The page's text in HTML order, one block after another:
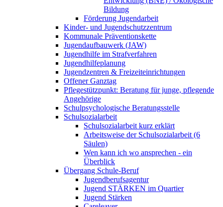
Bildung
Förderung Jugendarbeit
Kinder- und Jugendschutzzentrum
Kommunale Präventionskette
Jugendaufbauwerk (JAW)
Jugendhilfe im Strafverfahren
Jugendhilfeplanung
Jugendzentren & Freizeiteinrichtungen
Offener Ganztag
Pflegestützpunkt: Beratung für junge, pflegende
Angehörige
Schulpsychologische Beratungsstelle
Schulsozialarbeit
Schulsozialarbeit kurz erklärt
Arbeitsweise der Schulsozialarbeit (6
Säulen)
Wen kann ich wo ansprechen - ein
Überblick
Übergang Schule-Beruf
Jugendberufsagentur
Jugend STÄRKEN im Quartier
Jugend Stärken